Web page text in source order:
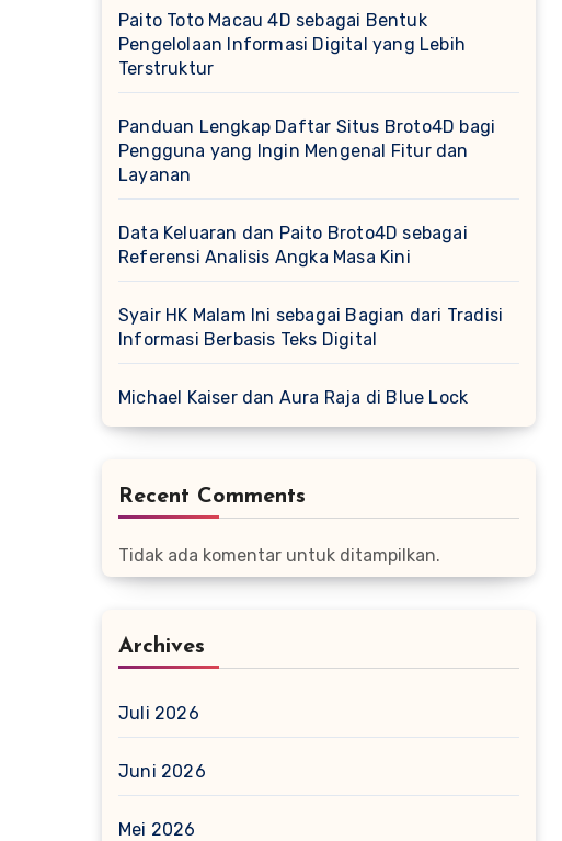
Paito Toto Macau 4D sebagai Bentuk
Pengelolaan Informasi Digital yang Lebih
Terstruktur
Panduan Lengkap Daftar Situs Broto4D bagi
Pengguna yang Ingin Mengenal Fitur dan
Layanan
Data Keluaran dan Paito Broto4D sebagai
Referensi Analisis Angka Masa Kini
Syair HK Malam Ini sebagai Bagian dari Tradisi
Informasi Berbasis Teks Digital
Michael Kaiser dan Aura Raja di Blue Lock
Recent Comments
Tidak ada komentar untuk ditampilkan.
Archives
Juli 2026
Juni 2026
Mei 2026